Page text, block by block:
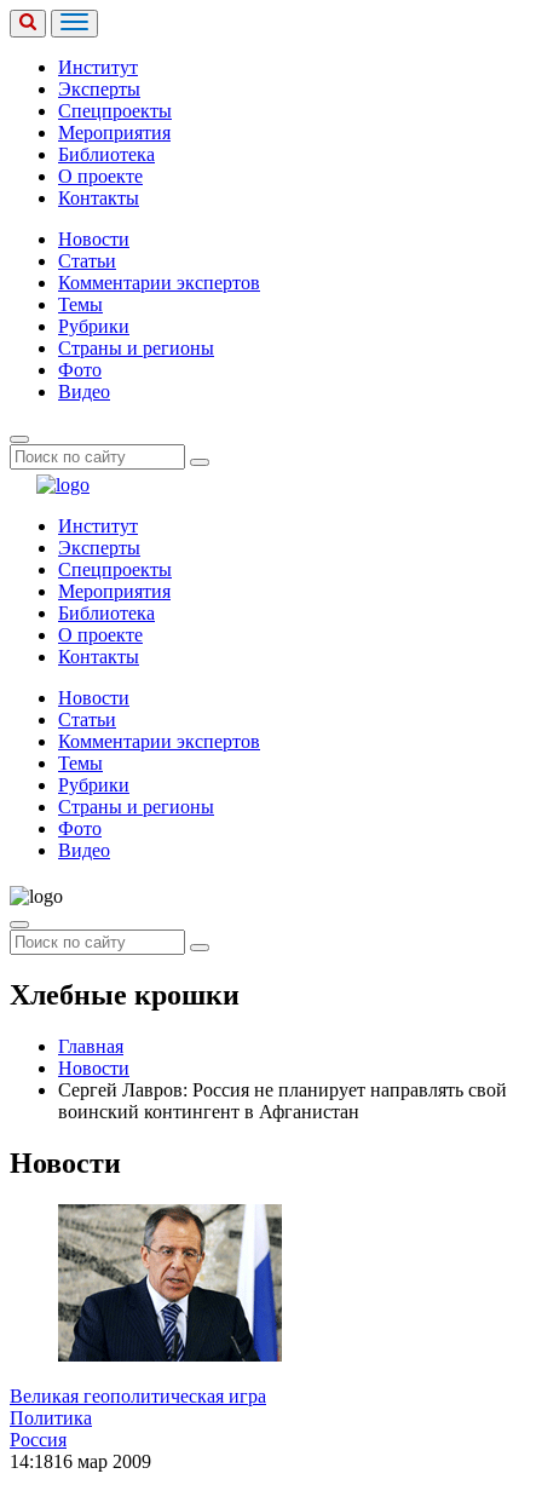
Институт
Эксперты
Спецпроекты
Мероприятия
Библиотека
О проекте
Контакты
Новости
Статьи
Комментарии экспертов
Темы
Рубрики
Страны и регионы
Фото
Видео
Институт
Эксперты
Спецпроекты
Мероприятия
Библиотека
О проекте
Контакты
Новости
Статьи
Комментарии экспертов
Темы
Рубрики
Страны и регионы
Фото
Видео
Хлебные крошки
Главная
Новости
Сергей Лавров: Россия не планирует направлять свой
воинский контингент в Афганистан
Новости
Великая геополитическая игра
Политика
Россия
14:1816 мар 2009